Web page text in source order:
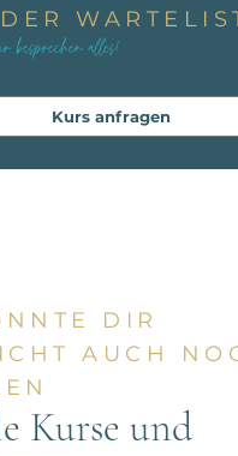
alles!
Kurs anfragen
DIR
AUCH
Kurse und